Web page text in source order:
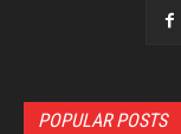
POPULAR POSTS